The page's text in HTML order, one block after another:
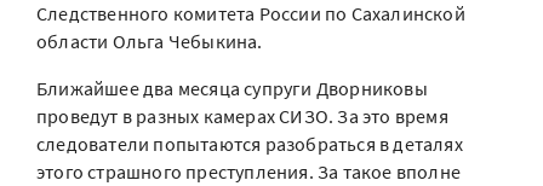
Следственного комитета России по Сахалинской
области Ольга Чебыкина.
Ближайшее два месяца супруги Дворниковы
проведут в разных камерах СИЗО. За это время
следователи попытаются разобраться в деталях
этого страшного преступления. За такое вполне